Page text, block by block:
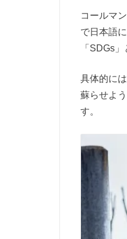
コールマ
で日本語
「SDGs
具体的に
蘇らせよ
す。